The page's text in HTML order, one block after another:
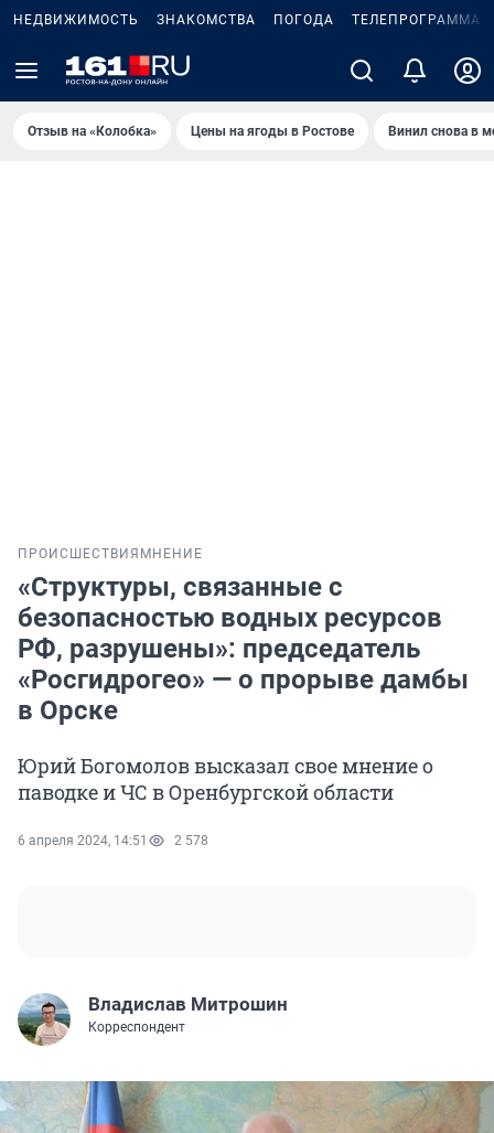
НЕДВИЖИМОСТЬ ЗНАКОМСТВА ПОГОДА ТЕЛЕПРОГРАММА
Отзыв на «Колобка» Цены на ягоды в Ростове Винил снова в
ПРОИСШЕСТВИЯ МНЕНИЕ
«Структуры, связанные с
безопасностью водных ресурсов
РФ, разрушены»: председатель
«Росгидрогео» — о прорыве дамбы
в Орске
Юрий Богомолов высказал свое мнение о
паводке и ЧС в Оренбургской области
6 апреля 2024, 14:51 2 578
Владислав Митрошин
Корреспондент